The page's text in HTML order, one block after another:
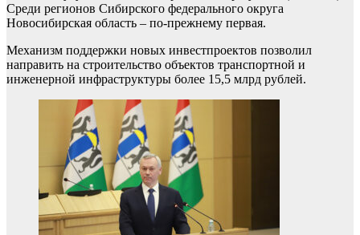
Среди регионов Сибирского федерального округа
Новосибирская область – по-прежнему первая.
Механизм поддержки новых инвестпроектов позволил
направить на строительство объектов транспортной и
инженерной инфраструктуры более 15,5 млрд рублей.